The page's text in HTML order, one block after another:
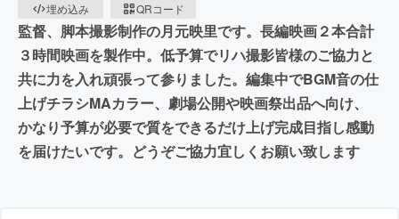
埋め込み
QRコード
監督、脚本撮影制作の月元映里です。長編映画２本合計
３時間映画を製作中。低予算でリハ撮影皆様のご協力と
共に力を入れ頑張って参りました。編集中でBGM音の仕
上げチラシMAカラー、劇場公開や映画祭出品へ向け、
かなり予算が必要で質をできるだけ上げ完成目指し感動
を届けたいです。どうぞご協力宜しくお願い致します